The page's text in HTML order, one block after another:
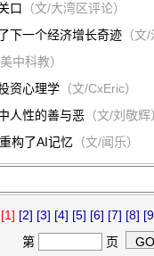
口 （文/大湾区评论）
下一个经济增长奇迹 （
美中科教）
资心理学 （文/CxEric）
人性的善与恶 （文/刘敬辉
构了AI记忆 （文/闻乐）
[1] [2] [3] [4] [5] [6] [7] [8]
第
页